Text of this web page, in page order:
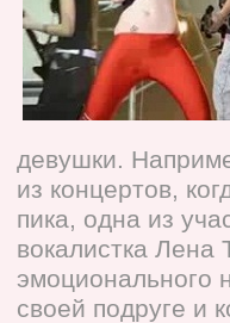
девушки.
из концертов,
пика, одна из
вокалистка Лена
эмоционального
своей подруге и